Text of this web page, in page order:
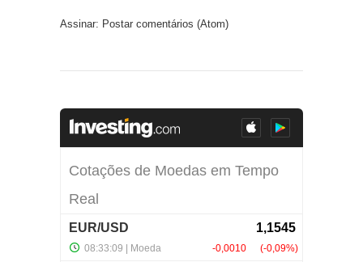
Assinar: Postar comentários (Atom)